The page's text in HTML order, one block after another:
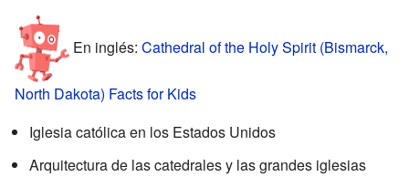
En inglés: Cathedral of the Holy Spirit (Bismarck,
North Dakota) Facts for Kids
Iglesia católica en los Estados Unidos
Arquitectura de las catedrales y las grandes iglesias